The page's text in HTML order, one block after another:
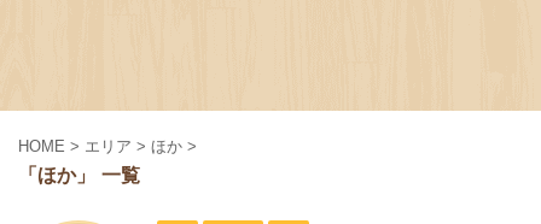
HOME > エリア > ほか >
「ほか」 一覧